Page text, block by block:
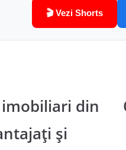
🎬 Vezi Shorts
din
și